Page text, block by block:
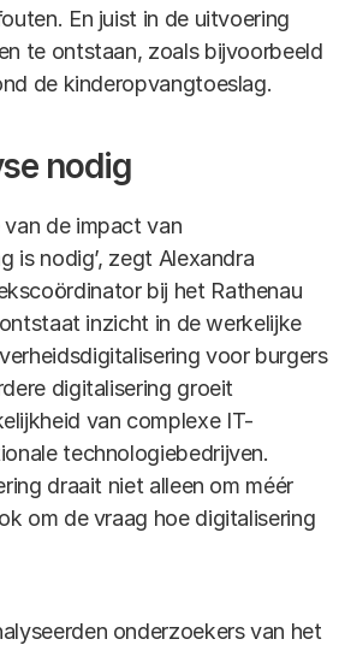
En juist in de uitvoering
te ontstaan, zoals bijvoorbeeld
de kinderopvangtoeslag.
nodig
van de impact van
is nodig’, zegt Alexandra
bij het Rathenau
inzicht in de werkelijke
voor burgers
digitalisering groeit
van complexe IT-
technologiebedrijven.
draait niet alleen om méér
om de vraag hoe digitalisering
onderzoekers van het